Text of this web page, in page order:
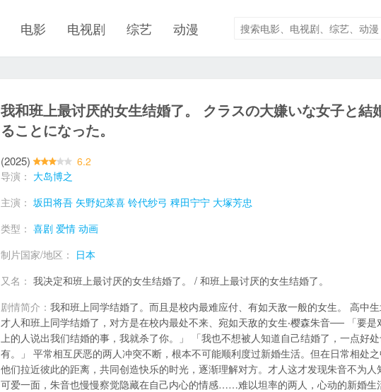
电影 电视剧 综艺 动漫
我和班上最讨厌的女生结婚了。 クラスの大嫌いな女子と結
ることになった。
(2025)
6.2
导演： 大岛博之
主演： 坂田将吾 矢野妃菜喜 铃代纱弓 稗田宁宁 大塚芳忠
类型： 喜剧 爱情 动画
制片国家/地区： 日本
又名： 我决定和班上最讨厌的女生结婚了。 / 和班上最讨厌的女生结婚了。
剧情简介： 我和班上同学结婚了。而且是校内最难应付、有如天敌一般的女生。 高中
才人和班上同学结婚了，对方是在校内最处不来、宛如天敌的女生‧樱森朱音── 「要是
上的人说出我们结婚的事，我就杀了你。」 「我也不想被人知道自己结婚了，一点好
有。」 平常相互厌恶的两人冲突不断，根本不可能顺利度过新婚生活。但在日常相处之
他们拉近彼此的距离，共同创造快乐的时光，逐渐理解对方。才人这才发现朱音不为人
可爱一面，朱音也慢慢察觉隐藏在自己内心的情感……难以坦率的两人，心动的新婚生